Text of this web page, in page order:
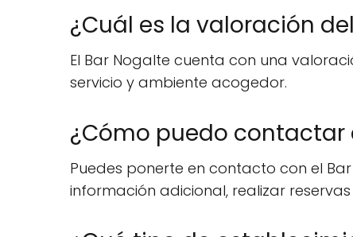
¿Cuál es la valoración
El Bar Nogalte cuenta con una
servicio y ambiente acogedor.
¿Cómo puedo contactar
Puedes ponerte en contacto con el
información adicional, realizar